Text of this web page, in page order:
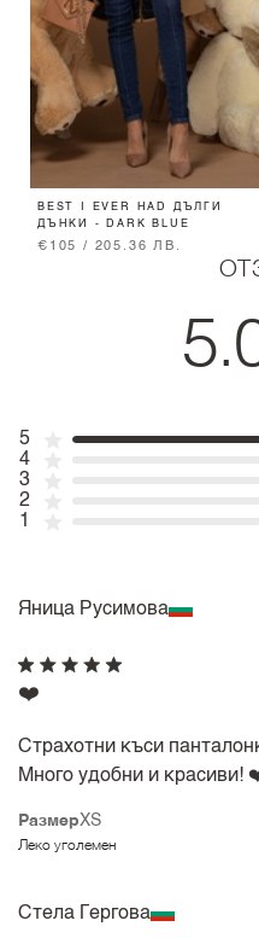
BEST I EVER HAD ДЪЛГИ
ДЪНКИ - DARK BLUE
€105 / 205.36 ЛВ.
5
4
3
2
1
Яница Русимова
РазмерXS
Леко уголемен
❤️
Страхотни къси
Много удобни и красиви!
Стела Гергова